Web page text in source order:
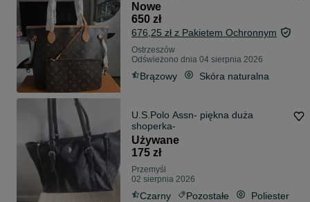
Nowe
650 zł
676,25 zł z Pakietem Ochronnym
Ostrzeszów
Odświeżono dnia 04 sierpnia 2026
Brązowy Skóra naturalna
U.S.Polo Assn- piękna duża
shoperka-
Używane
175 zł
Przemyśl
02 sierpnia 2026
Czarny Pozostałe Poliester